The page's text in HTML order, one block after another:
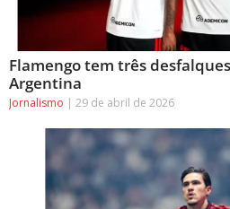
Flamengo tem três
Argentina
Jornalismo 29 de abril de 2026